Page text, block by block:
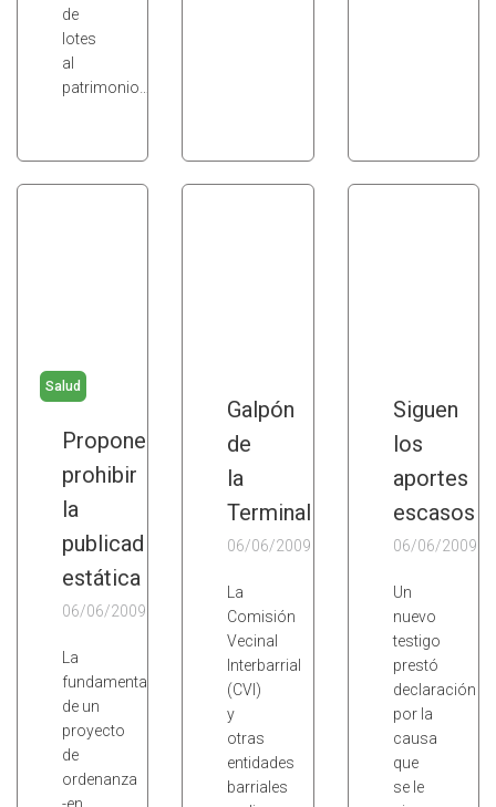
de
lotes
al
patrimonio…
Salud
Proponen
prohibir
la
publicad
estática
06/06/2009
La
fundamentación
de un
proyecto
de
ordenanza
Galpón
de
la
Terminal
06/06/2009
La
Comisión
Vecinal
Interbarrial
(CVI)
y
otras
entidades
barriales
Siguen
los
aportes
escasos
06/06/2009
Un
nuevo
testigo
prestó
declaración
por la
causa
que
se le